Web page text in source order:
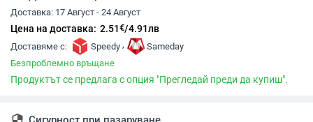
Доставка: 17 Август - 24 Август
Цена на доставка: 2.51€/4.91лв
Доставяме с: Speedy ,
Sameday
Безпроблемно връщане
Продуктът се предлага с опция "Прегледай преди да купиш".